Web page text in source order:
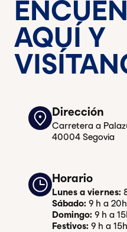
AQUÍ Y
Dirección
Carretera a
40004 Segovia
Horario
Lunes a viernes:
Sábado: 9 h a 20h
Domingo: 9 h a
Festivos: 9 h a 15h